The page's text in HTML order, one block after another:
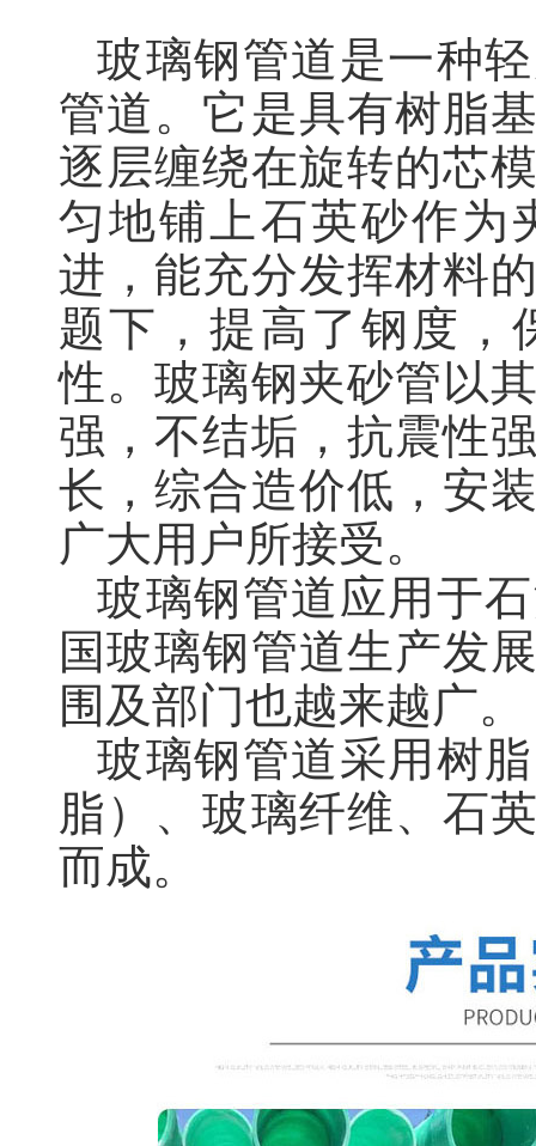
玻璃钢管道是一种
管道。它是具有树脂
逐层缠绕在旋转的芯
匀地铺上石英砂作为
进，能充分发挥材料
题下，提高了钢度，
性。玻璃钢夹砂管以
强，不结垢，抗震性
长，综合造价低，安
广大用户所接受。
玻璃钢管道应用于
国玻璃钢管道生产发
围及部门也越来越广。
玻璃钢管道采用树
脂）、玻璃纤维、石
而成。